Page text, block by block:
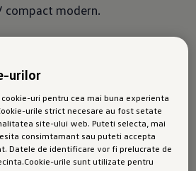
compact modern.
urilor
uri pentru cea mai buna experienta
urile strict necesare au fost setate
site-ului web. Puteti selecta, mai
consimtamant sau puteti accepta
Datele de identificare vor fi prelucrate de
urile sunt utilizate pentru